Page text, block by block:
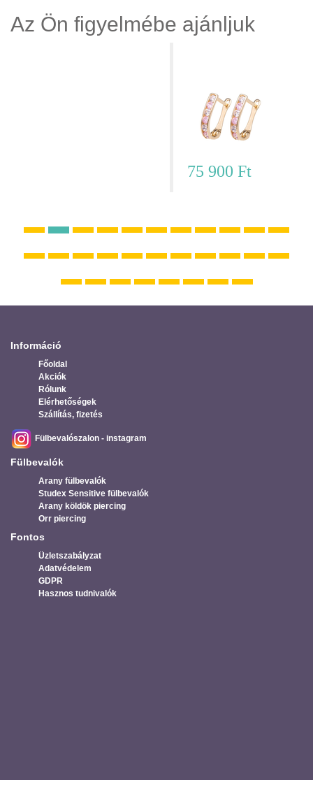
Az Ön figyelmébe ajánljuk
Információ
Főoldal
Akciók
Rólunk
Elérhetőségek
Szállítás, fizetés
Fülbevalószalon - instagram
Fülbevalók
Arany fülbevalók
Studex Sensitive fülbevalók
Arany köldök piercing
Orr piercing
Fontos
Üzletszabályzat
Adatvédelem
GDPR
Hasznos tudnivalók